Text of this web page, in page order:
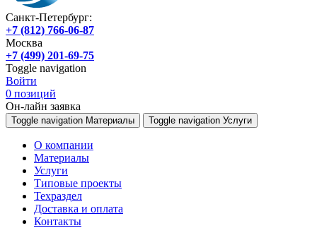
Санкт-Петербург:
+7 (812) 766-06-87
Москва
+7 (499) 201-69-75
Toggle navigation
Войти
0 позиций
Он-лайн заявка
Toggle navigation Материалы Toggle navigation Услуги
О компании
Материалы
Услуги
Типовые проекты
Техраздел
Доставка и оплата
Контакты